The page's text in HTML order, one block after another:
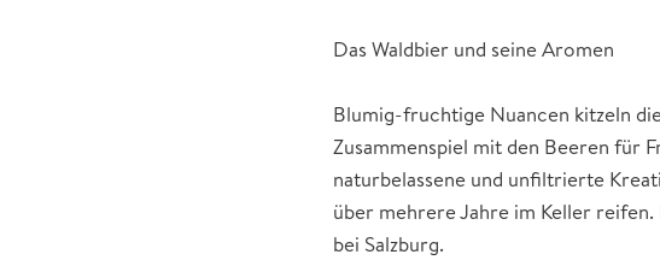
Das Waldbier und seine Aromen
Blumig-fruchtige Nuancen kitzeln
Zusammenspiel mit den Beeren für
naturbelassene und unfiltrierte
über mehrere Jahre im Keller
bei Salzburg.